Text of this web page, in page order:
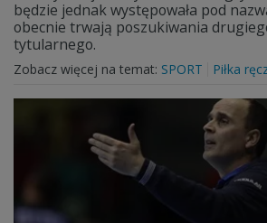
będzie jednak występowała pod
obecnie trwają poszukiwania
tytularnego.
Zobacz więcej na temat: SPORT Piłka